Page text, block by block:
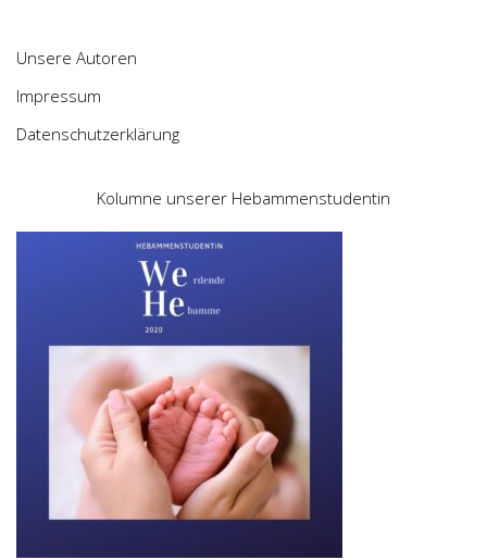
Unsere Autoren
Impressum
Datenschutzerklärung
Kolumne unserer Hebammenstudentin